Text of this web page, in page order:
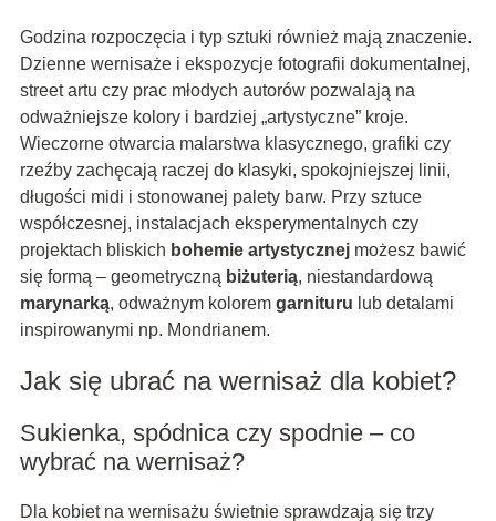
Godzina rozpoczęcia i typ sztuki również mają znaczenie.
Dzienne wernisaże i ekspozycje fotografii dokumentalnej,
street artu czy prac młodych autorów pozwalają na
odważniejsze kolory i bardziej „artystyczne” kroje.
Wieczorne otwarcia malarstwa klasycznego, grafiki czy
rzeźby zachęcają raczej do klasyki, spokojniejszej linii,
długości midi i stonowanej palety barw. Przy sztuce
współczesnej, instalacjach eksperymentalnych czy
projektach bliskich bohemie artystycznejmożesz bawić
się formą – geometryczną biżuterią, niestandardową
marynarką, odważnym kolorem garnituru lub detalami
inspirowanymi np. Mondrianem.
Jak się ubrać na wernisaż dla kobiet?
Sukienka, spódnica czy spodnie – co
wybrać na wernisaż?
Dla kobiet na wernisażu świetnie sprawdzają się trzy